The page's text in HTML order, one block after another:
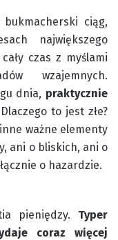
ciąg,
największego
czas z myślami
wzajemnych.
dnia, praktycznie
to jest złe?
ważne elementy
ani o bliskich, ani o
o hazardzie.
pieniędzy. Typer
coraz więcej